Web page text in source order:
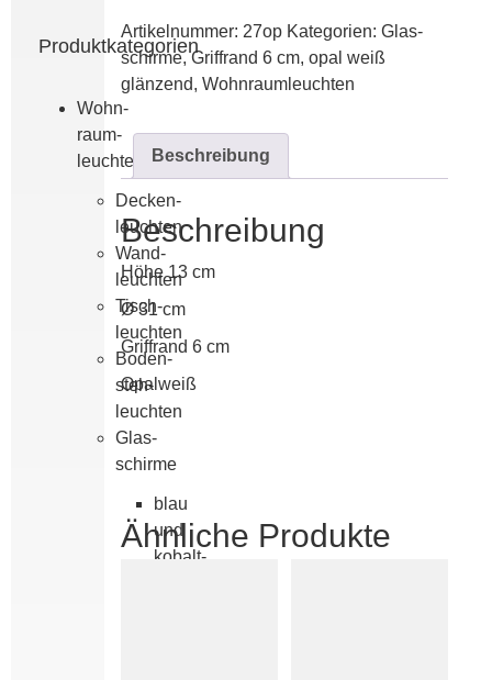
Produktkategorien
Wohn­
raum­
leuchten
Decken­
leuchten
Wand­
leuchten
Tisch­
leuchten
Boden­
steh­
leuchten
Glas­­
schirme
blau
und
kobalt­
Artikelnummer: 27op Kategorien: Glas­­
schirme,Griffrand 6 cm, opal weiß
glänzend, Wohn­raum­leuchten
Beschreibung
Beschreibung
Höhe 13 cm
Ø 31 cm
Griffrand 6 cm
Opalweiß
Ähnliche Produkte